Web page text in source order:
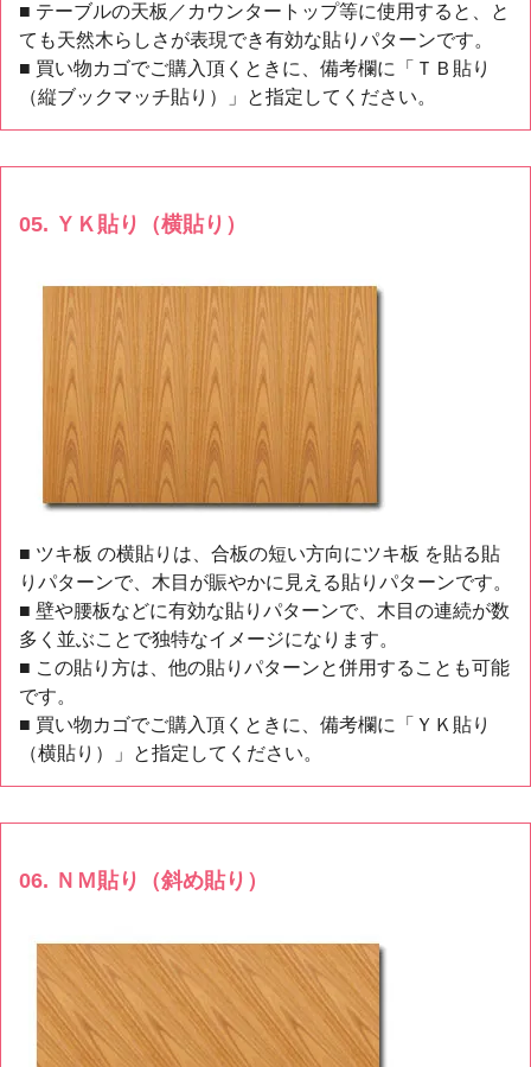
■ テーブルの天板／カウンタートップ等に使用すると、と
ても天然木らしさが表現でき有効な貼りパターンです。
■ 買い物カゴでご購入頂くときに、備考欄に「ＴＢ貼り
（縦ブックマッチ貼り）」と指定してください。
05. ＹＫ貼り（横貼り）
■ ツキ板 の横貼りは、合板の短い方向にツキ板 を貼る貼
りパターンで、木目が賑やかに見える貼りパターンです。
■ 壁や腰板などに有効な貼りパターンで、木目の連続が数
多く並ぶことで独特なイメージになります。
■ この貼り方は、他の貼りパターンと併用することも可能
です。
■ 買い物カゴでご購入頂くときに、備考欄に「ＹＫ貼り
（横貼り）」と指定してください。
06. ＮＭ貼り（斜め貼り）